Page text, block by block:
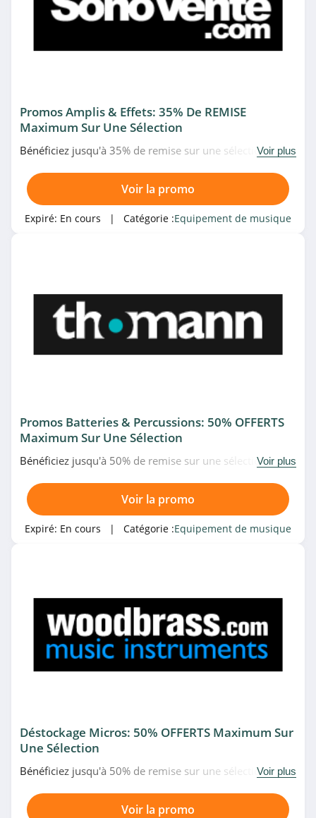
Promos Amplis & Effets: 35% De REMISE
Maximum Sur Une Sélection
Bénéficiez jusqu'à 35% de remise sur une sélectionVoir plus
Voir la promo
Expiré: En cours | Catégorie :Equipement de musique
Promos Batteries & Percussions: 50% OFFERTS
Maximum Sur Une Sélection
Bénéficiez jusqu'à 50% de remise sur une sélection de
vite!
Voir plus
Voir la promo
Expiré: En cours | Catégorie :Equipement de musique
Déstockage Micros: 50% OFFERTS Maximum Sur
Une Sélection
Bénéficiez jusqu'à 50% de remise sur une sélection de
code promo Woodbrass pour cette offre. Allez vite!
Voir plus
Voir la promo